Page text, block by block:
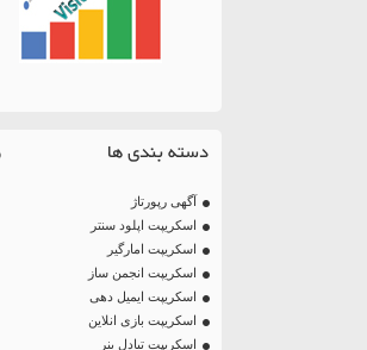
دسته بندی ها
آگهی رپورتاژ
اسکریپت اپلود سنتر
اسکریپت امارگیر
اسکریپت انجمن ساز
اسکریپت ایمیل دهی
اسکریپت بازی انلاین
اسکریپت تبادل بنر